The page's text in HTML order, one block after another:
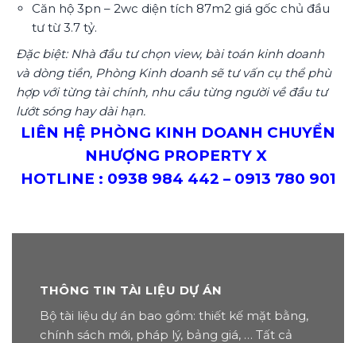
Căn hộ 3pn – 2wc diện tích 87m2 giá gốc chủ đầu
tư từ 3.7 tỷ.
Đặc biệt: Nhà đầu tư chọn view, bài toán kinh doanh
và dòng tiền, Phòng Kinh doanh sẽ tư vấn cụ thể phù
hợp với từng tài chính, nhu cầu từng người về đầu tư
lướt sóng hay dài hạn.
LIÊN HỆ PHÒNG KINH DOANH CHUYỂN
NHƯỢNG PROPERTY X
HOTLINE : 0938 984 442 – 0913 780 901
THÔNG TIN TÀI LIỆU DỰ ÁN
Bộ tài liệu dự án bao gồm: thiết kế mặt bằng,
chính sách mới, pháp lý, bảng giá, … Tất cả